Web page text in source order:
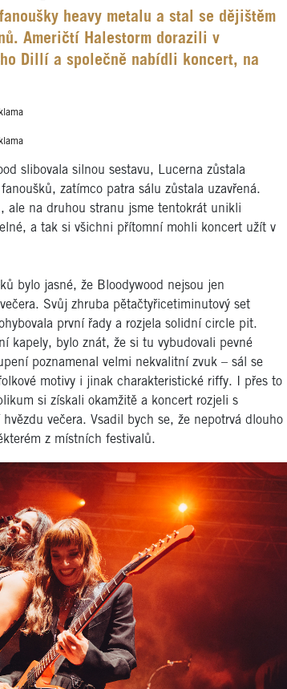
heavy metalu a stal se dějištěm
Američtí Halestorm dorazili v
Dillí a společně nabídli koncert, na
slibovala silnou sestavu, Lucerna zůstala
zatímco patra sálu zůstala uzavřená.
ale na druhou stranu jsme tentokrát unikli
a tak si všichni přítomní mohli koncert užít v
bylo jasné, že Bloodywood nejsou jen
Svůj zhruba pětačtyřicetiminutový set
první řady a rozjela solidní circle pit.
kapely, bylo znát, že si tu vybudovali pevné
poznamenal velmi nekvalitní zvuk – sál se
motivy i jinak charakteristické riffy. I přes to
si získali okamžitě a koncert rozjeli s
večera. Vsadil bych se, že nepotrvá dlouho
z místních festivalů.